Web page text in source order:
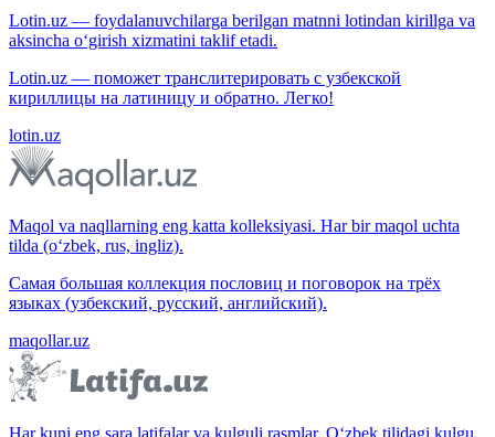
Lotin.uz — foydalanuvchilarga berilgan matnni lotindan kirillga va
aksincha o‘girish xizmatini taklif etadi.
Lotin.uz — поможет транслитерировать с узбекской
кириллицы на латиницу и обратно. Легко!
lotin.uz
Maqol va naqllarning eng katta kolleksiyasi. Har bir maqol uchta
tilda (o‘zbek, rus, ingliz).
Самая большая коллекция пословиц и поговорок на трёх
языках (узбекский, русский, английский).
maqollar.uz